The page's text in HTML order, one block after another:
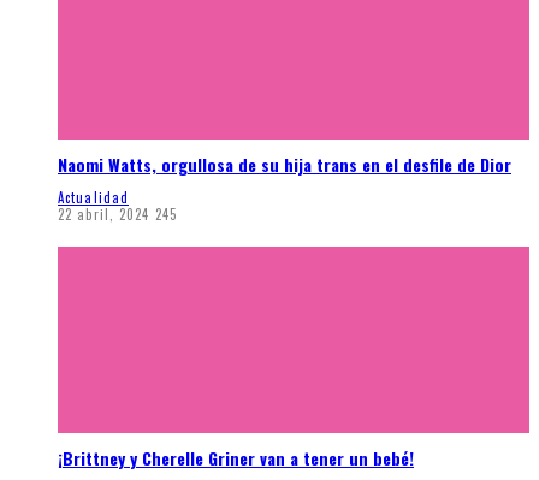
Naomi Watts, orgullosa de su hija trans en el desfile de Dior
Actualidad
22 abril, 2024 245
¡Brittney y Cherelle Griner van a tener un bebé!